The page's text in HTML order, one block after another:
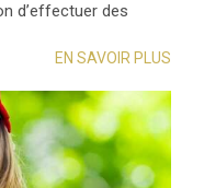
d’effectuer des
EN SAVOIR PLUS